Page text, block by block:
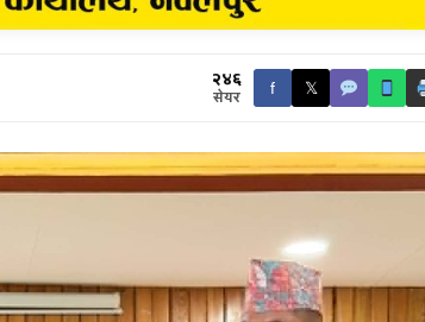
२४६
सेयर
f 𝕏